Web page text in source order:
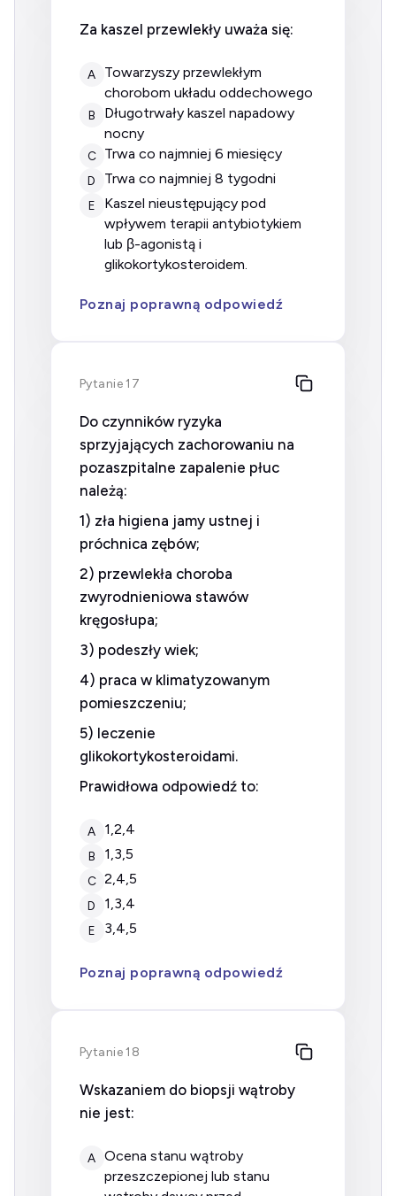
Za kaszel przewlekły uważa się:
A
towarzyszy przewlekłym
chorobom układu oddechowego
B
długotrwały kaszel napadowy
nocny
C trwa co najmniej 6 miesięcy
D trwa co najmniej 8 tygodni
E
kaszel nieustępujący pod
wpływem terapii antybiotykiem
lub β-agonistą i
glikokortykosteroidem.
Poznaj poprawną odpowiedź
Pytanie 17
Do czynników ryzyka
sprzyjających zachorowaniu na
pozaszpitalne zapalenie płuc
należą:
1) zła higiena jamy ustnej i
próchnica zębów;
2) przewlekła choroba
zwyrodnieniowa stawów
kręgosłupa;
3) podeszły wiek;
4) praca w klimatyzowanym
pomieszczeniu;
5) leczenie
glikokortykosteroidami.
Prawidłowa odpowiedź to:
A 1,2,4
B 1,3,5
C 2,4,5
D 1,3,4
E 3,4,5
Poznaj poprawną odpowiedź
Pytanie 18
Wskazaniem do biopsji wątroby
nie jest:
A
ocena stanu wątroby
przeszczepionej lub stanu